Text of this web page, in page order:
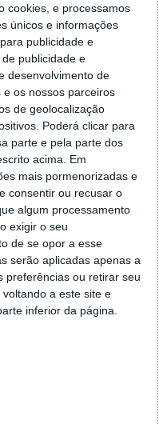
cookies, e processamos
únicos e informações
publicidade e
publicidade e
desenvolvimento de
os nossos parceiros
de geolocalização
Poderá clicar para
parte e pela parte dos
acima. Em
mais pormenorizadas e
consentir ou recusar o
algum processamento
exigir o seu
de se opor a esse
serão aplicadas apenas a
preferências ou retirar seu
a este site e
inferior da página.
para já
a investigação
é determinar
apresenta um
um risco para a
a fiabilidade da
verificar se os
utilizáveis e
recall para corrigir o